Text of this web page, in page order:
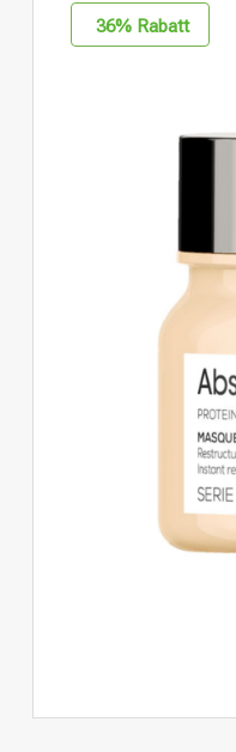
36% Rabatt